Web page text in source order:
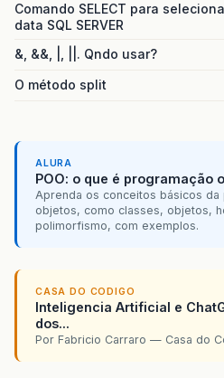
Comando SELECT para
data SQL SERVER
&, &&, |, ||. Qndo usar?
O método split
ALURA
POO: o que é programação
Aprenda os conceitos básicos da
objetos, como classes, objetos,
polimorfismo, com exemplos.
CASA DO CODIGO
Inteligencia Artificial e
dos...
Por Fabricio Carraro — Casa do